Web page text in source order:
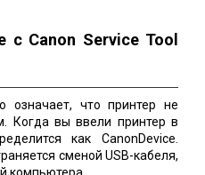
с Canon Service Tool
означает, что принтер не
Когда вы ввели принтер в
как CanonDevice.
сменой USB-кабеля,